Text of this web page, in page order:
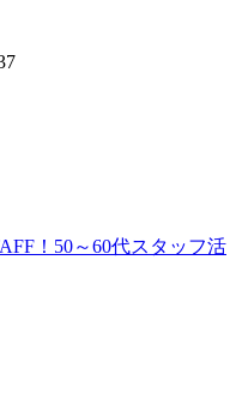
！50～60代スタッフ活